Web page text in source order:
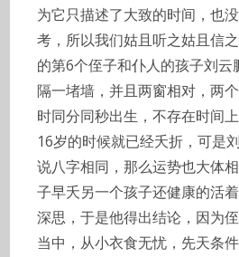
为它只描述了大致的时间，也
考，所以我们姑且听之姑且信
的第6个侄子和仆人的孩子刘云
隔一堵墙，并且两窗相对，两
时同分同秒出生，不存在时间
16岁的时候就已经夭折，可是
说八字相同，那么运势也大体
子早夭另一个孩子还健康的活
深思，于是他得出结论，因为
当中，从小衣食无忧，先天条